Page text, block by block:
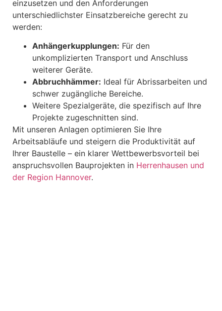
einzusetzen und den Anforderungen
unterschiedlichster Einsatzbereiche gerecht zu
werden:
Anhängerkupplungen: Für den
unkomplizierten Transport und Anschluss
weiterer Geräte.
Abbruchhämmer: Ideal für Abrissarbeiten und
schwer zugängliche Bereiche.
Weitere Spezialgeräte, die spezifisch auf Ihre
Projekte zugeschnitten sind.
Mit unseren Anlagen optimieren Sie Ihre
Arbeitsabläufe und steigern die Produktivität auf
Ihrer Baustelle – ein klarer Wettbewerbsvorteil bei
anspruchsvollen Bauprojekten in Herrenhausen und
der Region Hannover.